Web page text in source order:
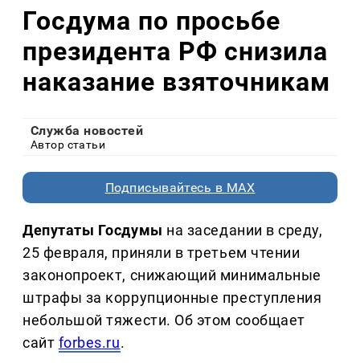
Госдума по просьбе
президента РФ снизила
наказание взяточникам
Служба новостей
Автор статьи
Подписывайтесь в MAX
Депутаты Госдумы на заседании в среду,
25 февраля, приняли в третьем чтении
законопроект, снижающий минимальные
штрафы за коррупционные преступления
небольшой тяжести. Об этом сообщает
сайт forbes.ru.